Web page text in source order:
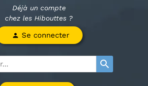
Déjà un compte
chez les Hibouttes ?
search
person Se connecter